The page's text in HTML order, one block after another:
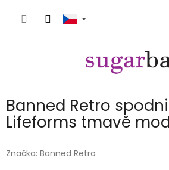
Banned Retro
Lifeforms tmavě
Značka: Banned Retro